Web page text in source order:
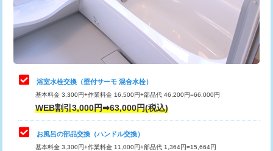
止水・漏水調査・防水処理・清掃・修
理・調整・分解・加工など（軽作業）
止水・漏水調査・防水処理・清掃・修
理・調整・分解・加工など（中作業）
22,000円
止水・漏水調査・防水処理・清掃・修
理・調整・分解・加工など（重作業）
33,000円
トイレタンク脱着
浴室水栓交換（壁付サーモ 混合水栓）
基本料金 3,300円+作業料金 16,500円+部品代 46,200円=66,000円
WEB割引3,000円➡63,000円(税込)
お風呂の部品交換（ハンドル交換）
基本料金 3,300円+作業料金 11,000円+部品代 1,364円=15,664円